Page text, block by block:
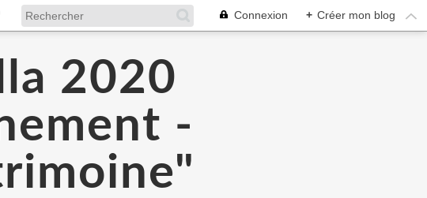
Connexion + Créer mon blog
2020
-